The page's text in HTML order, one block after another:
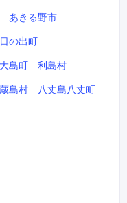
あきる野市
の出町
大島町 利島村
島村 八丈島八丈町